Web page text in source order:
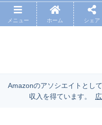
メニュー ホーム シェア
Amazonのアソシエイトとし
収入を得ています。